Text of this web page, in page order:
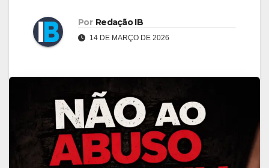
Por Redação IB
14 DE MARÇO DE 2026